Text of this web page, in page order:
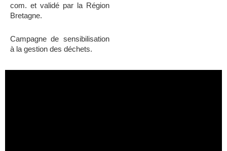
com. et validé par la Région
Bretagne.
Campagne de sensibilisation
à la gestion des déchets.